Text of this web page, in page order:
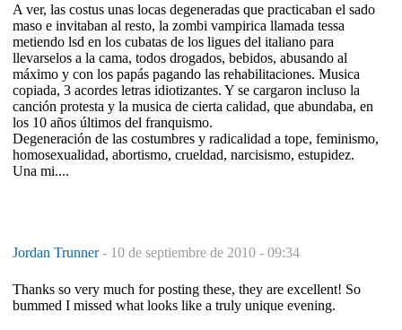
A ver, las costus unas locas degeneradas que practicaban el sado
maso e invitaban al resto, la zombi vampirica llamada tessa
metiendo lsd en los cubatas de los ligues del italiano para
llevarselos a la cama, todos drogados, bebidos, abusando al
máximo y con los papás pagando las rehabilitaciones. Musica
copiada, 3 acordes letras idiotizantes. Y se cargaron incluso la
canción protesta y la musica de cierta calidad, que abundaba, en
los 10 años últimos del franquismo.
Degeneración de las costumbres y radicalidad a tope, feminismo,
homosexualidad, abortismo, crueldad, narcisismo, estupidez.
Una mi....
Jordan Trunner- 10 de septiembre de 2010 - 09:34
Thanks so very much for posting these, they are excellent! So
bummed I missed what looks like a truly unique evening.